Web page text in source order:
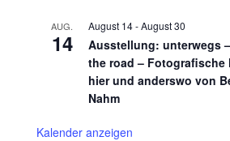
AUG.
14
August 14-August 30
Ausstellung: unterwegs
the road – Fotografische
hier und anderswo von
Nahm
Kalender anzeigen